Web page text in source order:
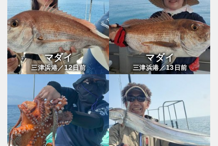
マダイ
三津浜港／12日前
マダイ
三津浜港／13 日前